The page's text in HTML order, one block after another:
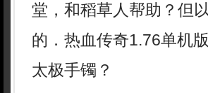
堂，和稻草人帮助？但
的．热血传奇1.76单机
太极手镯？